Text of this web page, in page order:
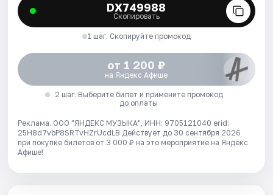
DX749988
Скопировать
1 шаг. Скопируйте промокод
от 1 200 ₽
на Яндекс Афише
2 шаг. Выберите билет и примените промокод
до оплаты
Реклама. ООО "ЯНДЕКС МУЗЫКА", ИНН: 9705121040 erid:
25H8d7vbP8SRTvHZrUcdLB Действует до 30 сентября 2026
при покупке билетов от 3 000 ₽ на это мероприятие на Яндекс
Афише!